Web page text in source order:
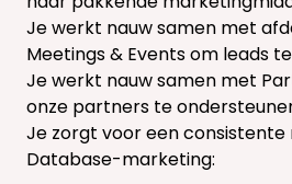
Je werkt nauw samen met
Meetings & Events om leads
Je werkt nauw samen met
onze partners te
Je zorgt voor een consistente
Database-marketing: